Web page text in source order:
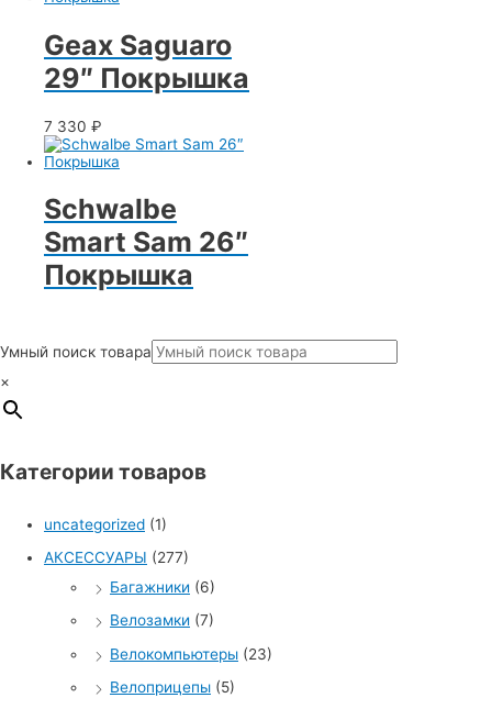
Geax Saguaro
29″ Покрышка
7 330 ₽
Schwalbe
Smart Sam 26″
Покрышка
Умный поиск товара
×
Категории товаров
uncategorized (1)
АКСЕССУАРЫ (277)
Багажники (6)
Велозамки (7)
Велокомпьютеры (23)
Велоприцепы (5)